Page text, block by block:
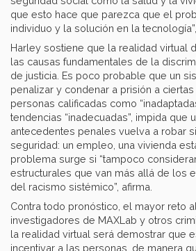
que esto hace que parezca que el
individuo y la solución en la
Harley sostiene que la realidad virtual
las causas fundamentales de la
de justicia. Es poco probable que un
penalizar y condenar a prisión a
personas calificadas como
tendencias “inadecuadas”, impida que
antecedentes penales vuelva a robar
seguridad: un empleo, una vivienda
problema surge si “tampoco
estructurales que van más allá de los
del racismo sistémico”, afirma.
Contra todo pronóstico, el mayor reto
investigadores de MAXLab y otros
la realidad virtual será demostrar que
incentivar a las personas, de manera